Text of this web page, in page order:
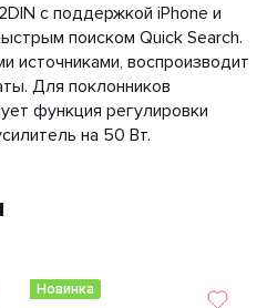
с поддержкой iPhone и
поиском Quick Search.
источниками, воспроизводит
Для поклонников
функция регулировки
на 50 Вт.
Новинка